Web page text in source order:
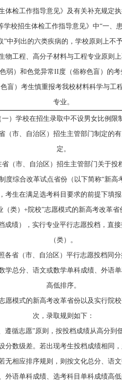
体检工作指导意见》及有关补充规定执
校招生体检工作指导意见》 中“一、
”中列出的六类疾病的，学校原则上不
物工程、高分子材料与工程专业原则上
弱）和色觉异常II度（俗称色盲）的考
色盲）考生慎重报考我校材料科学与工
专业。
一） 学校在招生录取中不设男女比例限
（市、自治区）招生主管部门制定的
定。
（市、自治区）招生主管部门关于投
度综合改革试点省份（以下简称“新高
考生在满足选考科目要求的前提下填
（类）+院校”志愿模式的新高考改革省
成绩），实行专业平行志愿投档，直
（类）。
各省（市、自治区）平行志愿投档同
学总分、语文或数学单科成绩、外语
高低排序。
愿模式的新高考改革省份以及实行院
次，录取规则如下：
遵循志愿”原则，按投档成绩从高分到
分数级差。若出现考生投档成绩相同
无相应排序规则，则按文化总分、语
外语单科成绩、选考科目单科成绩高低